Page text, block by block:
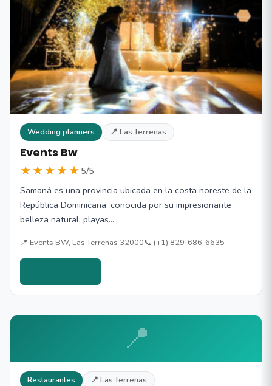
Wedding planners 📍 Las Terrenas
Events Bw
★★★★★ 5/5
Samaná es una provincia ubicada en la costa noreste de la
República Dominicana, conocida por su impresionante
belleza natural, playas…
📍 Events BW, Las Terrenas 32000📞 (+1) 829-686-6635
📍
Restaurantes 📍 Las Terrenas